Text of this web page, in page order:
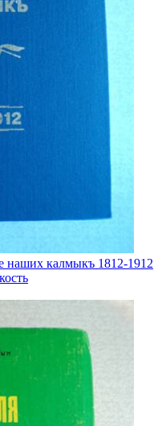
наших калмыкъ 1812-1912